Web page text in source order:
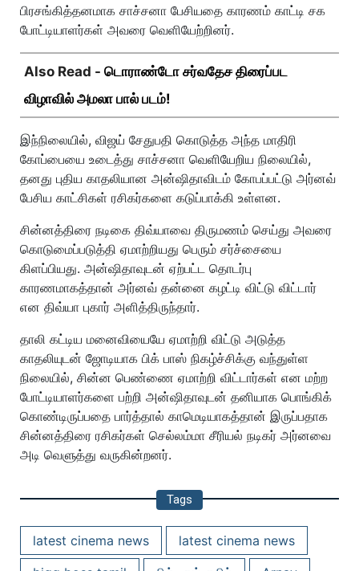
பிரசங்கித்தனமாக சாச்சனா பேசியதை காரணம் காட்டி சக
போட்டியாளர்கள் அவரை வெளியேற்றினர்.
Also Read - டொராண்டோ சர்வதேச திரைப்பட
விழாவில் அமலா பால் படம்!
இந்நிலையில், விஜய் சேதுபதி கொடுத்த அந்த மாதிரி
கோப்பையை உடைத்து சாச்சனா வெளியேறிய நிலையில்,
தனது புதிய காதலியான அன்ஷிதாவிடம் கோபப்பட்டு அர்னவ்
பேசிய காட்சிகள் ரசிகர்களை கடுப்பாக்கி உள்ளன.
சின்னத்திரை நடிகை திவ்யாவை திருமணம் செய்து அவரை
கொடுமைப்படுத்தி ஏமாற்றியது பெரும் சர்ச்சையை
கிளப்பியது. அன்ஷிதாவுடன் ஏற்பட்ட தொடர்பு
காரணமாகத்தான் அர்னவ் தன்னை கழட்டி விட்டு விட்டார்
என திவ்யா புகார் அளித்திருந்தார்.
தாலி கட்டிய மனைவியையே ஏமாற்றி விட்டு அடுத்த
காதலியுடன் ஜோடியாக பிக் பாஸ் நிகழ்ச்சிக்கு வந்துள்ள
நிலையில், சின்ன பெண்ணை ஏமாற்றி விட்டார்கள் என மற்ற
போட்டியாளர்களை பற்றி அன்ஷிதாவுடன் தனியாக பொங்கிக்
கொண்டிருப்பதை பார்த்தால் காமெடியாகத்தான் இருப்பதாக
சின்னத்திரை ரசிகர்கள் செல்லம்மா சீரியல் நடிகர் அர்னவை
அடி வெளுத்து வருகின்றனர்.
Tags
latest cinema news
latest cinema news